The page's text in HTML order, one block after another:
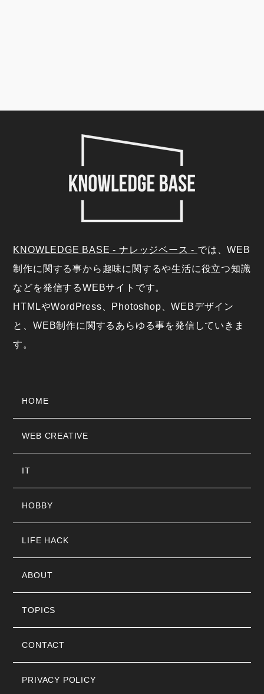
KNOWLEDGE BASE - ナレッジベース - では、WEB
制作に関する事から趣味に関するや生活に役立つ知識
などを発信するWEBサイトです。
HTMLやWordPress、Photoshop、WEBデザイン
と、WEB制作に関するあらゆる事を発信していきま
す。
HOME
WEB CREATIVE
IT
HOBBY
LIFE HACK
ABOUT
TOPICS
CONTACT
PRIVACY POLICY